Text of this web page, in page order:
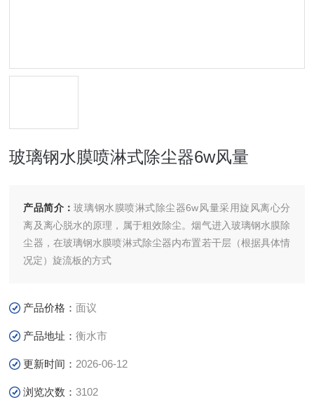
玻璃钢水膜喷淋式除尘器6w风量
产品简介：玻璃钢水膜喷淋式除尘器6w风量采用旋风离心分
离及离心脱水的原理，属于粗效除尘。烟气进入玻璃钢水膜除
尘器，在玻璃钢水膜喷淋式除尘器内布置若干层（根据具体情
况定）旋流板的方式
产品价格：面议
产品地址：衡水市
更新时间： 2026-06-12
浏览次数：3102